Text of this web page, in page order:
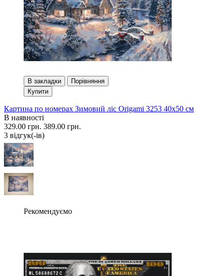
В закладки
Порівняння
Купити
Картина по номерах Зимовий ліс Origami 3253 40x50 см
В наявності
329.00 грн. 389.00 грн.
3 вiдгук(-iв)
Рекомендуємо